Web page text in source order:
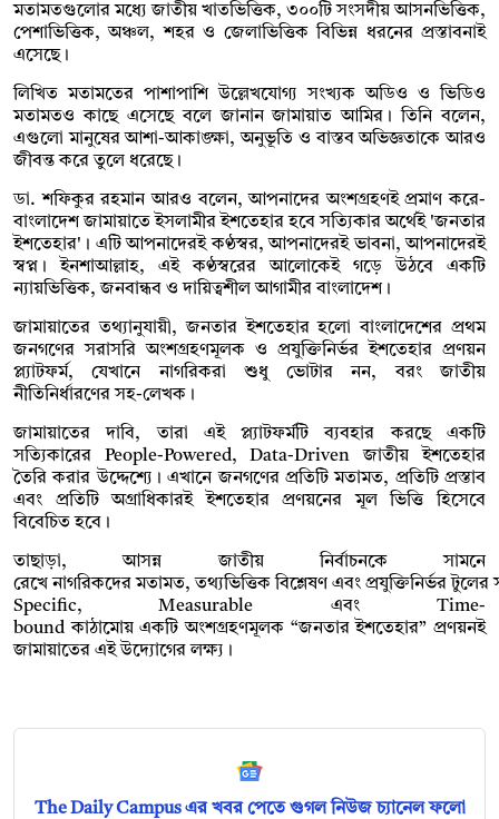
মতামতগুলোর মধ্যে জাতীয় খাতভিত্তিক, ৩০০টি সংসদীয় আসনভিত্তিক,
পেশাভিত্তিক, অঞ্চল, শহর ও জেলাভিত্তিক বিভিন্ন ধরনের প্রস্তাবনাই
এসেছে।
লিখিত মতামতের পাশাপাশি উল্লেখযোগ্য সংখ্যক অডিও ও ভিডিও
মতামতও কাছে এসেছে বলে জানান জামায়াত আমির। তিনি বলেন,
এগুলো মানুষের আশা-আকাঙ্ক্ষা, অনুভূতি ও বাস্তব অভিজ্ঞতাকে আরও
জীবন্ত করে তুলে ধরেছে।
ডা. শফিকুর রহমান আরও বলেন, আপনাদের অংশগ্রহণই প্রমাণ করে-
বাংলাদেশ জামায়াতে ইসলামীর ইশতেহার হবে সত্যিকার অর্থেই 'জনতার
ইশতেহার'। এটি আপনাদেরই কণ্ঠস্বর, আপনাদেরই ভাবনা, আপনাদেরই
স্বপ্ন। ইনশাআল্লাহ, এই কণ্ঠস্বরের আলোকেই গড়ে উঠবে একটি
ন্যায়ভিত্তিক, জনবান্ধব ও দায়িত্বশীল আগামীর বাংলাদেশ।
জামায়াতের তথ্যানুযায়ী, জনতার ইশতেহার হলো বাংলাদেশের প্রথম
জনগণের সরাসরি অংশগ্রহণমূলক ও প্রযুক্তিনির্ভর ইশতেহার প্রণয়ন
প্ল্যাটফর্ম, যেখানে নাগরিকরা শুধু ভোটার নন, বরং জাতীয়
নীতিনির্ধারণের সহ-লেখক।
জামায়াতের দাবি, তারা এই প্ল্যাটফর্মটি ব্যবহার করছে একটি
সত্যিকারের People-Powered, Data-Driven জাতীয় ইশতেহার
তৈরি করার উদ্দেশ্যে। এখানে জনগণের প্রতিটি মতামত, প্রতিটি প্রস্তাব
এবং প্রতিটি অগ্রাধিকারই ইশতেহার প্রণয়নের মূল ভিত্তি হিসেবে
বিবেচিত হবে।
তাছাড়া, আসন্ন জাতীয় নির্বাচনকে সামনে
রেখে নাগরিকদের মতামত, তথ্যভিত্তিক বিশ্লেষণ এবং প্রযুক্তিনির্ভর টুলের
Specific, Measurable এবং Time-
bound কাঠামোয় একটি অংশগ্রহণমূলক “জনতার ইশতেহার” প্রণয়নই
জামায়াতের এই উদ্যোগের লক্ষ্য।
The Daily Campus এর খবর পেতে গুগল নিউজ চ্যানেল ফলো